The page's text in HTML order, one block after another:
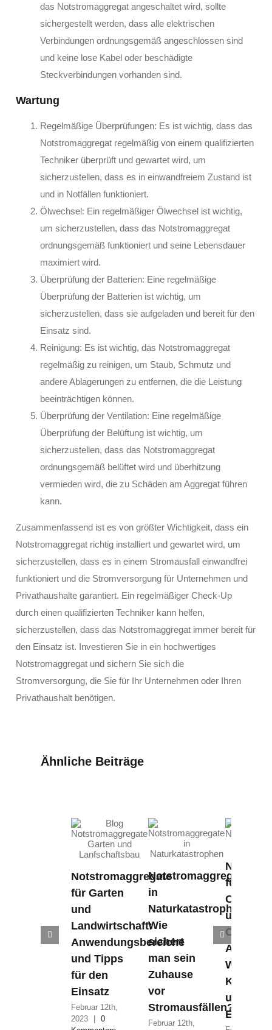
das Notstromaggregat angeschaltet wird, sollte
sichergestellt werden, dass alle elektrischen
Verbindungen ordnungsgemäß angeschlossen sind
und keine lose Kabel oder beschädigte
Steckverbindungen vorhanden sind.
Wartung
Regelmäßige Überprüfungen: Es ist wichtig, dass das
Notstromaggregat regelmäßig von einem qualifizierten
Techniker überprüft und gewartet wird, um
sicherzustellen, dass es in einwandfreiem Zustand ist
und in Notfällen funktioniert.
Ölwechsel: Ein regelmäßiger Ölwechsel ist wichtig,
um sicherzustellen, dass das Notstromaggregat
ordnungsgemäß funktioniert und seine Lebensdauer
maximiert wird.
Überprüfung der Batterien: Eine regelmäßige
Überprüfung der Batterien ist wichtig, um
sicherzustellen, dass sie aufgeladen und bereit für den
Einsatz sind.
Reinigung: Es ist wichtig, das Notstromaggregat
regelmäßig zu reinigen, um Staub, Schmutz und
andere Ablagerungen zu entfernen, die die Leistung
beeinträchtigen können.
Überprüfung der Ventilation: Eine regelmäßige
Überprüfung der Belüftung ist wichtig, um
sicherzustellen, dass das Notstromaggregat
ordnungsgemäß belüftet wird und überhitzung
vermieden wird, die zu Schäden am Aggregat führen
kann.
Zusammenfassend ist es von größter Wichtigkeit, dass ein
Notstromaggregat richtig installiert und gewartet wird, um
sicherzustellen, dass es in einem Stromausfall einwandfrei
funktioniert und die Stromversorgung für Unternehmen und
Privathaushalte garantiert. Ein regelmäßiger Check-Up
durch einen qualifizierten Techniker kann helfen,
sicherzustellen, dass das Notstromaggregat immer bereit für
den Einsatz ist. Investieren Sie in ein hochwertiges
Notstromaggregat und sichern Sie sich die
Stromversorgung, die Sie für Ihr Unternehmen oder Ihren
Privathaushalt benötigen.
Ähnliche Beiträge
Notstromaggregate
für Garten
und
Landwirtschaft:
Anwendungsbereiche
und Tipps
für den
Einsatz
Februar 12th,
2023
0
Notstromaggregate
in
Naturkatastrophen:
Wie
sichert
man sein
Zuhause
vor
Stromausfällen?
Februar 12th,
für
Camping
und
Outdoor-
Wichtige
und